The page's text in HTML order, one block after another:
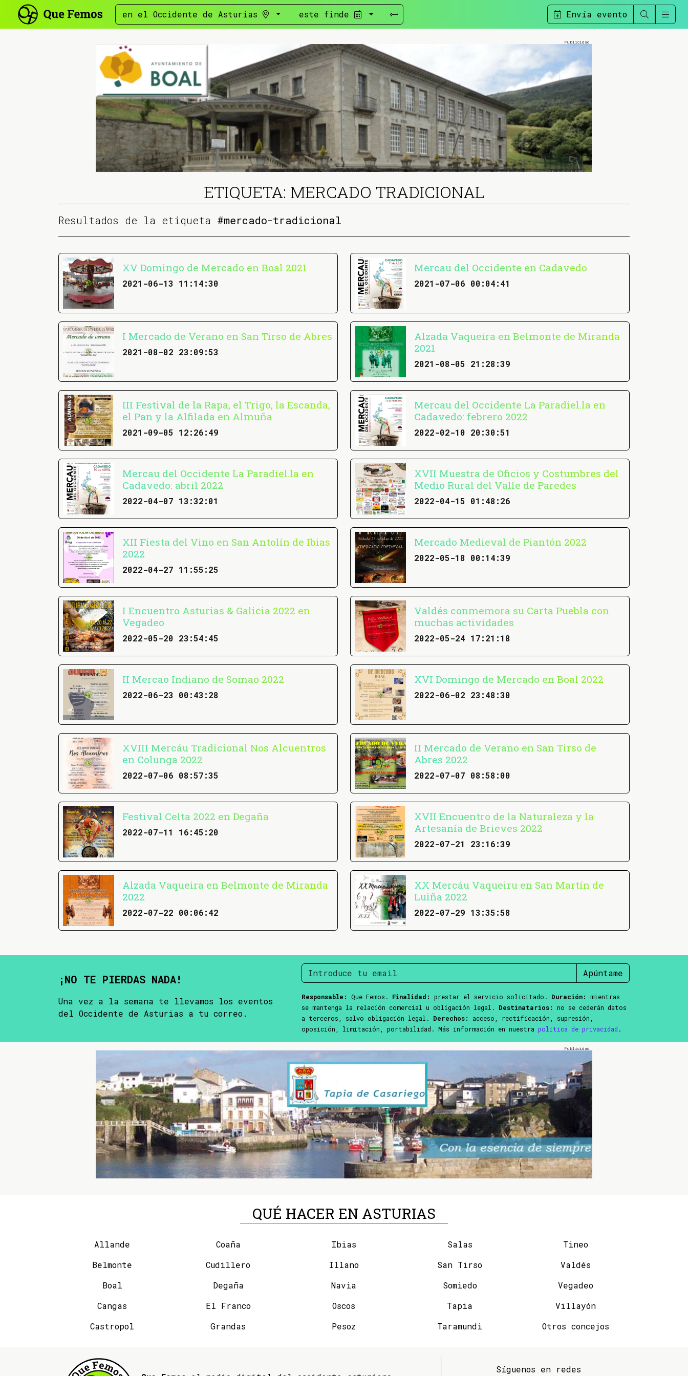
en el Occidente de Asturias este finde Envía evento
ETIQUETA: MERCADO TRADICIONAL
Resultados de la etiqueta #mercado-tradicional
XV Domingo de Mercado en Boal 2021
2021-06-13 11:14:30
Mercau del Occidente en Cadavedo
2021-07-06 00:04:41
I Mercado de Verano en San Tirso de Abres
2021-08-02 23:09:53
Alzada Vaqueira en Belmonte de Miranda
2021
2021-08-05 21:28:39
III Festival de la Rapa, el Trigo, la Escanda,
el Pan y la Alfilada en Almuña
2021-09-05 12:26:49
Mercau del Occidente La Paradiel.la en
Cadavedo: febrero 2022
2022-02-10 20:30:51
Mercau del Occidente La Paradiel.la en
Cadavedo: abril 2022
2022-04-07 13:32:01
XVII Muestra de Oficios y Costumbres del
Medio Rural del Valle de Paredes
2022-04-15 01:48:26
XII Fiesta del Vino en San Antolín de Ibias
2022
2022-04-27 11:55:25
Mercado Medieval de Piantón 2022
2022-05-18 00:14:39
I Encuentro Asturias & Galicia 2022 en
Vegadeo
2022-05-20 23:54:45
Valdés conmemora su Carta Puebla con
muchas actividades
2022-05-24 17:21:18
II Mercao Indiano de Somao 2022
2022-06-23 00:43:28
XVI Domingo de Mercado en Boal 2022
2022-06-02 23:48:30
XVIII Mercáu Tradicional Nos Alcuentros
en Colunga 2022
2022-07-06 08:57:35
II Mercado de Verano en San Tirso de
Abres 2022
2022-07-07 08:58:00
Festival Celta 2022 en Degaña
2022-07-11 16:45:20
XVII Encuentro de la Naturaleza y la
Artesanía de Brieves 2022
2022-07-21 23:16:39
Alzada Vaqueira en Belmonte de Miranda
2022
2022-07-22 00:06:42
XX Mercáu Vaqueiru en San Martín de
Luiña 2022
2022-07-29 13:35:58
¡NO TE PIERDAS NADA!
Una vez a la semana te llevamos los eventos
del Occidente de Asturias a tu correo.
Apúntame
Responsable: Que Femos. Finalidad: prestar el servicio solicitado. Duración:
mientras
se mantenga la relación comercial u obligación legal. Destinatarios:
no se cederán datos
a terceros, salvo obligación legal. Derechos:
acceso, rectificación, supresión,
oposición, limitación, portabilidad. Más información en nuestra política de privacidad .
QUÉ HACER EN ASTURIAS
Allande
Belmonte
Boal
Cangas
Castropol
Coaña
Cudillero
Degaña
El Franco
Grandas
Ibias
Illano
Navia
Oscos
Pesoz
Salas
San Tirso
Somiedo
Tapia
Taramundi
Tineo
Valdés
Vegadeo
Villayón
Otros concejos
Síguenos en redes